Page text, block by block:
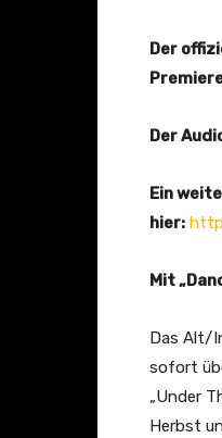
Der
Der
Ein
hier:
Mit
Das Alt/
sofort
„Under
Herbst